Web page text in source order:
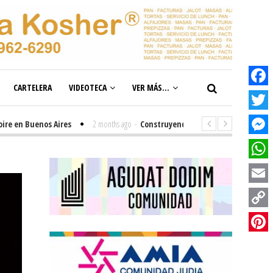
CARTELERA VIDEOTECA VER MÁS...
Aires 2 months ago - Construyendo el futuro de la inclusión en
Facebook
Twitter
Email
Copy